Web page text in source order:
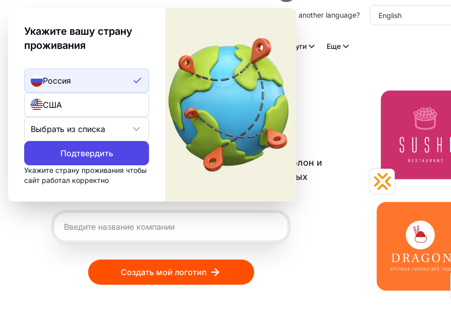
Укажите вашу страну
проживания
Россия
США
Выбрать из списка
Подтвердить
Укажите страну проживания чтобы
сайт работал корректно
Welcome to Turbologo! This page is available in another language. Choose another language?
ИИ лого Видео с ИИ Услуги Еще
Примеры логотипов для
бадминтона
Создайте профессиональный логотип в категории
«Бадминтон» за 15 минут. Настройте бесплатный шаблон и
скачайте всё, что нужно для печати, веба и социальных
Создать мой логотип